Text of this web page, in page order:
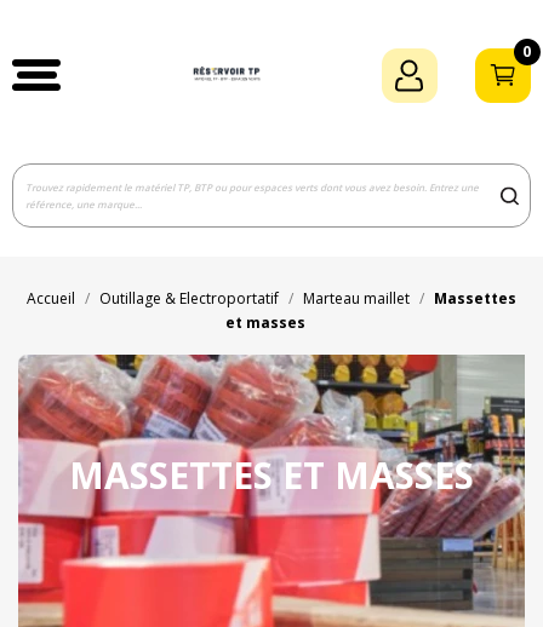
0
Accueil Outillage & Electroportatif Marteau maillet
Massettes
et masses
MASSETTES ET MASSES